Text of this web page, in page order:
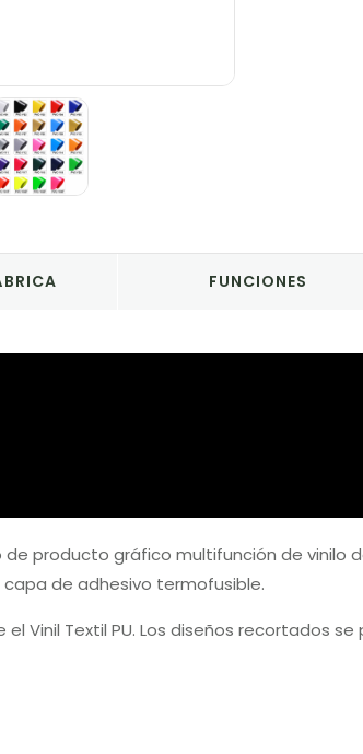
FUNCIONES
de producto gráfico multifunción de
de adhesivo termofusible.
el Vinil Textil PU. Los diseños recortados